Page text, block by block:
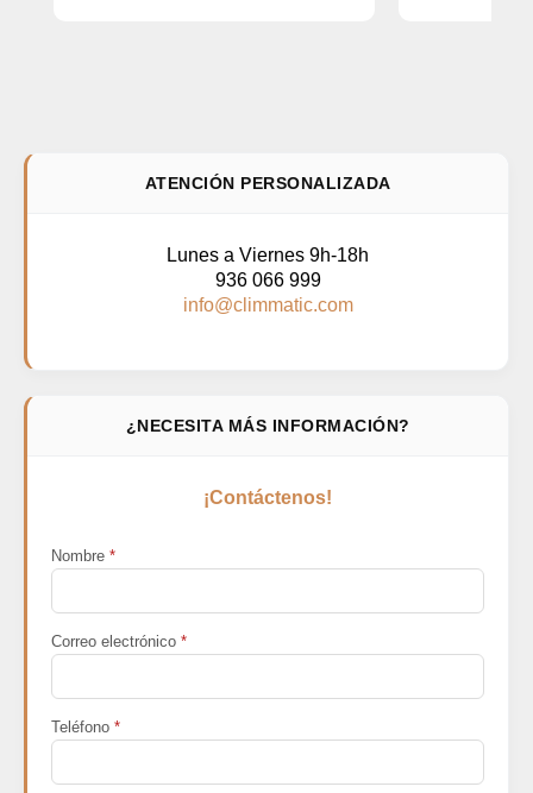
ATENCIÓN PERSONALIZADA
Lunes a Viernes 9h-18h
936 066 999
info@climmatic.com
¿NECESITA MÁS INFORMACIÓN?
¡Contáctenos!
Nombre *
Correo electrónico *
Teléfono *